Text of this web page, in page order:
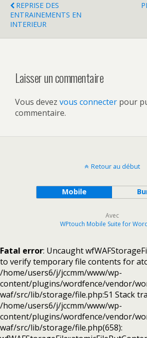
REPRISE DES
ENTRAINEMENTS EN
INTERIEUR
Laisser un commentaire
Vous devez vous connecter pour
commentaire.
Retour au début
Mobile
Avec
WPtouch Mobile Suite for
Fatal error: Uncaught
to verify temporary file contents for
/home/users6/j/jccmm/www/wp-
content/plugins/wordfence/vendor/
waf/src/lib/storage/file.php:51 Stack
/home/users6/j/jccmm/www/wp-
content/plugins/wordfence/vendor/
waf/src/lib/storage/file.php(658):